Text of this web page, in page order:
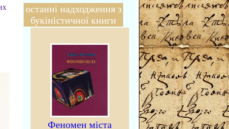
останні надходження з
букіністичної книги
Феномен міста